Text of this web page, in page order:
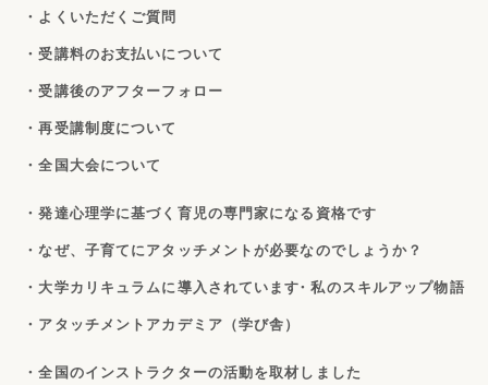
・よくいただくご質問
・受講料のお支払いについて
・受講後のアフターフォロー
・再受講制度について
・全国大会について
・発達心理学に基づく育児の専門家になる資格です
・なぜ、子育てにアタッチメントが必要なのでしょうか？
・大学カリキュラムに導入されています・私のスキルアップ物語
・アタッチメントアカデミア（学び舎）
・全国のインストラクターの活動を取材しました